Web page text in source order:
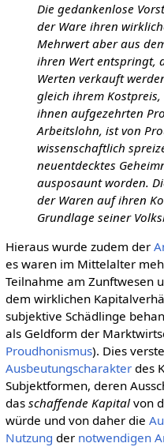
Die gedankenlose
der Ware ihren
Mehrwert aber aus
ihren Wert entspringt,
Werten verkauft
gleich ihrem
ihnen aufgezehrten
Arbeitslohn, ist von
wissenschaftlich
neuentdecktes
ausposaunt worden.
der Waren auf ihren
Grundlage seiner
Hieraus wurde zudem der
es waren im Mittelalter
Teilnahme am Zunftwesen
dem wirklichen
subjektive Schädlinge
als Geldform der
Proudhonismus). Dies
Ausbeutungscharakterdes
Subjektformen, deren
das schaffende Kapitalvon
würde und von daher die
Nutzung der notwendigen